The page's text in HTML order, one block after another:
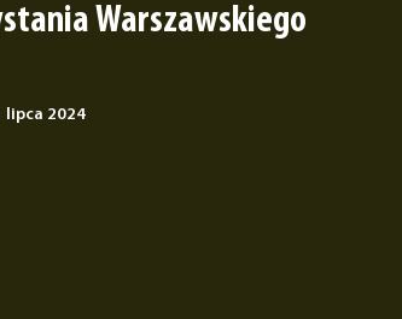
Warszawskiego
lipca 2024